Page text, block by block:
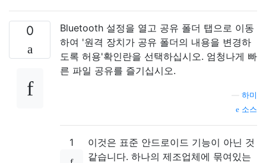
0
Bluetooth 설정을 열고 공유 폴더 탭으로 이동
하여 '원격 장치가 공유 폴더의 내용을 변경하
도록 허용'확인란을 선택하십시오. 엄청나게 빠
른 파일 공유를 즐기십시오.
하미
소스
1
이것은 표준 안드로이드 기능이 아닌 것
같습니다. 하나의 제조업체에 묶여있는